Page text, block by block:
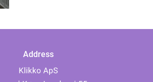
Address